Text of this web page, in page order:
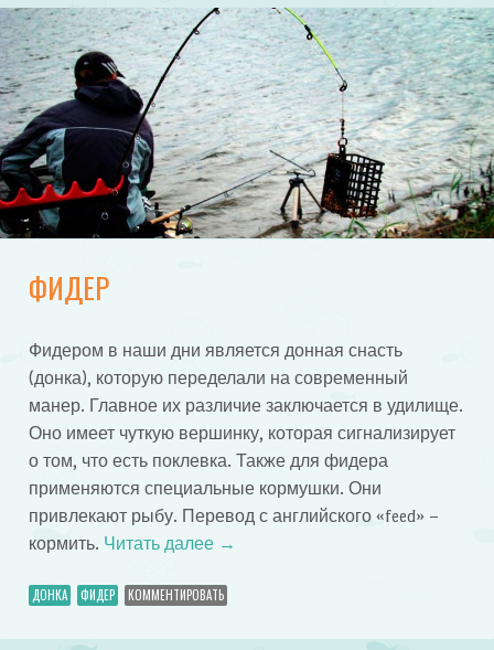
ФИДЕР
Фидером в наши дни является донная снасть
(донка), которую переделали на современный
манер. Главное их различие заключается в удилище.
Оно имеет чуткую вершинку, которая сигнализирует
о том, что есть поклевка. Также для фидера
применяются специальные кормушки. Они
привлекают рыбу. Перевод с английского «feed» –
кормить. Читать далее →
ДОНКА ФИДЕР КОММЕНТИРОВАТЬ